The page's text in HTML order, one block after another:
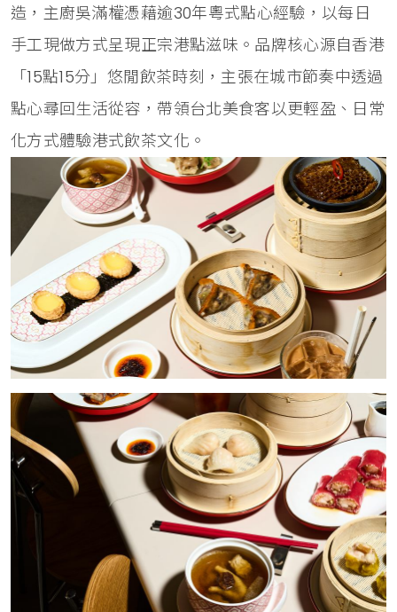
造，主廚吳滿權憑藉逾30年粵式點心經驗，以每日
手工現做方式呈現正宗港點滋味。品牌核心源自香港
「15點15分」悠閒飲茶時刻，主張在城市節奏中透過
點心尋回生活從容，帶領台北美食客以更輕盈、日常
化方式體驗港式飲茶文化。